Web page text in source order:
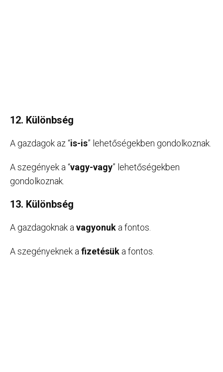
12. Különbség
A gazdagok az “is-is” lehetőségekben gondolkoznak.
A szegények a “vagy-vagy” lehetőségekben
gondolkoznak.
13. Különbség
A gazdagoknak a vagyonuk a fontos.
A szegényeknek a fizetésük a fontos.